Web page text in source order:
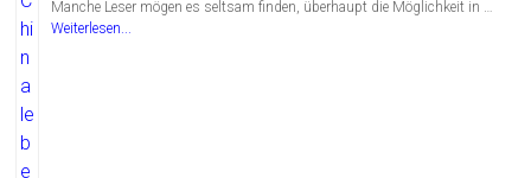
Manche Leser mögen es seltsam finden, überhaupt die Möglichkeit in …
Weiterlesen...